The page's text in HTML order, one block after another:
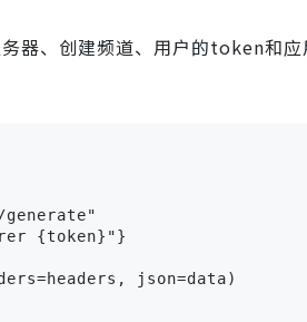
器、创建频道、用户的token和
generate"
{token}"}
json=data)